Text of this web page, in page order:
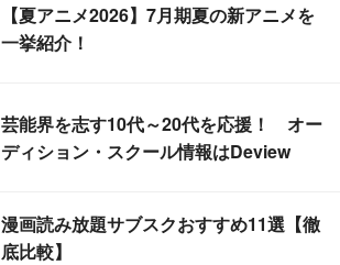
【夏アニメ2026】7月期夏の新アニメを
一挙紹介！
芸能界を志す10代～20代を応援！ オー
ディション・スクール情報はDeview
漫画読み放題サブスクおすすめ11選【徹
底比較】